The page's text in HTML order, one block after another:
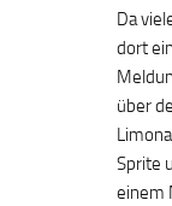
Da
dort
über
Sprite
einem